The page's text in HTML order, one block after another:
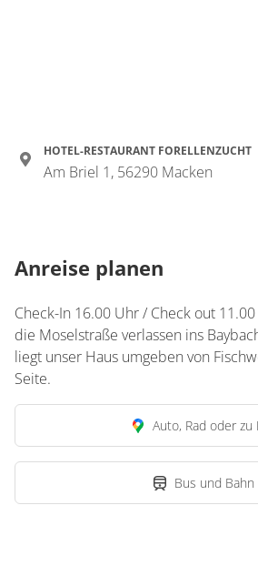
HOTEL-RESTAURANT FORELLENZUCHT
Am Briel 1, 56290 Macken
Anreise planen
Check-In 16.00 Uhr / Check out
die Moselstraße verlassen ins
liegt unser Haus umgeben von
Seite.
Auto, Rad oder zu
Bus und Bahn